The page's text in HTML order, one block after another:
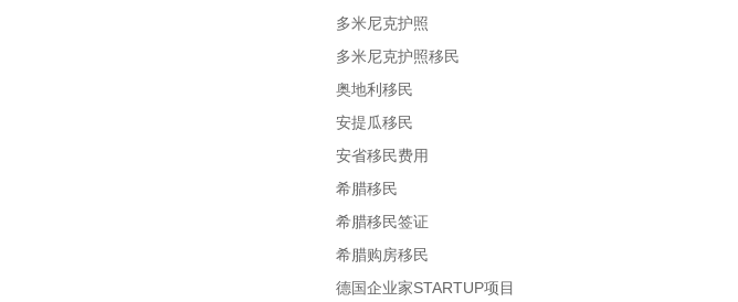
多米尼克护照
多米尼克护照移民
奥地利移民
安提瓜移民
安省移民费用
希腊移民
希腊移民签证
希腊购房移民
德国企业家STARTUP项目